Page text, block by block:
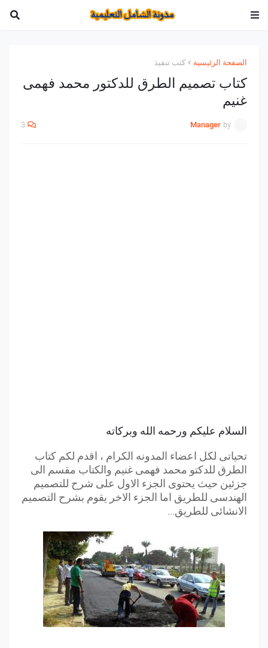
الصفحة الرئيسية كتب تنفيذ
كتاب تصميم الطرق للدكتور محمد فهمى
غنيم
by
Manager
3
السلام عليكم ورحمه الله وبركاته
تحياتى لكل اعضاء المدونه الكرام ، اقدم لكم كتاب
الطرق للدكتو محمد فهمى غنيم والكتاب مقسم الى
جزئين حيث يحتوى الجزء الاول على شرح للتصميم
الهندسى للطريق اما الجزء الاخر يقوم بشرح التصميم
الانشائى للطريق...